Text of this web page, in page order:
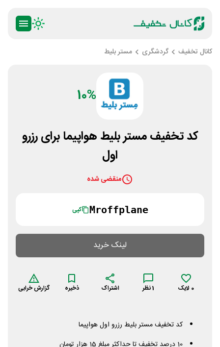
کانال تخفیف گردشگری مستر بلیط
10%
کد تخفیف مستر بلیط هواپیما برای رزرو
اول
منقضی شده
Mroffplane کپی
لینک خرید
0 لایک 1نظر اشتراک ذخیره گزارش خرابی
کد تخفیف مستر بلیط رزرو اول هواپیما
10 درصد تخفیف تا حداکثر مبلغ 15 هزار تومان